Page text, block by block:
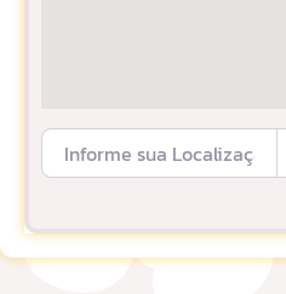
Informe sua Localização